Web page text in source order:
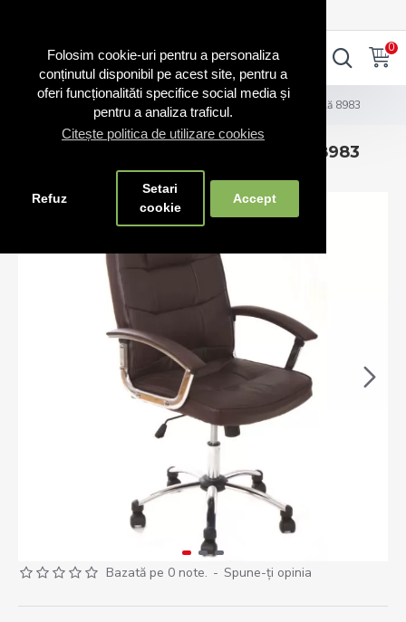
Folosim cookie-uri pentru a personaliza
conținutul disponibil pe acest site, pentru a
oferi funcționalităti specifice social media și
pentru a analiza traficul.
Citește politica de utilizare cookies
Refuz
Setari
cookie
Accept
0
Scaune și bănci Scaune de birou din piele naturală 8983
Scaune de birou din piele naturală 8983
Bazată pe 0 note. - Spune-ţi opinia